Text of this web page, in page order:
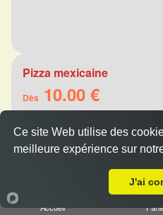
Pizza mexicaine
Dès 10.00 €
Base sauce tomate,
merguez, champignons,
Accueil
Ce site Web utilise des
meilleure expérience sur
J'ai